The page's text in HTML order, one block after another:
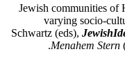
Jewish communities of
varying socio-
Schwartz (eds),
Menahem Stern